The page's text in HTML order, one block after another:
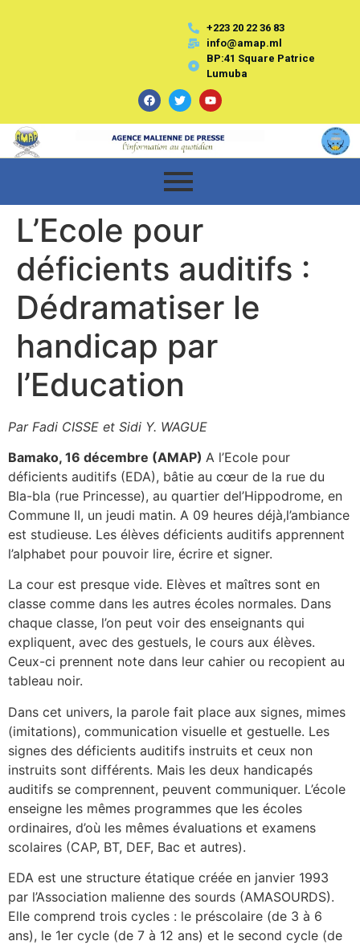
+223 20 22 36 83
info@amap.ml
BP:41 Square Patrice
Lumuba
L’Ecole pour
déficients auditifs :
Dédramatiser le
handicap par
l’Education
Par Fadi CISSE et Sidi Y. WAGUE
Bamako, 16 décembre (AMAP) A l’Ecole pour
déficients auditifs (EDA), bâtie au cœur de la rue du
Bla-bla (rue Princesse), au quartier del’Hippodrome, en
Commune II, un jeudi matin. A 09 heures déjà,l’ambiance
est studieuse. Les élèves déficients auditifs apprennent
l’alphabet pour pouvoir lire, écrire et signer.
La cour est presque vide. Elèves et maîtres sont en
classe comme dans les autres écoles normales. Dans
chaque classe, l’on peut voir des enseignants qui
expliquent, avec des gestuels, le cours aux élèves.
Ceux-ci prennent note dans leur cahier ou recopient au
tableau noir.
Dans cet univers, la parole fait place aux signes, mimes
(imitations), communication visuelle et gestuelle. Les
signes des déficients auditifs instruits et ceux non
instruits sont différents. Mais les deux handicapés
auditifs se comprennent, peuvent communiquer. L’école
enseigne les mêmes programmes que les écoles
ordinaires, d’où les mêmes évaluations et examens
scolaires (CAP, BT, DEF, Bac et autres).
EDA est une structure étatique créée en janvier 1993
par l’Association malienne des sourds (AMASOURDS).
Elle comprend trois cycles : le préscolaire (de 3 à 6
ans), le 1er cycle (de 7 à 12 ans) et le second cycle (de